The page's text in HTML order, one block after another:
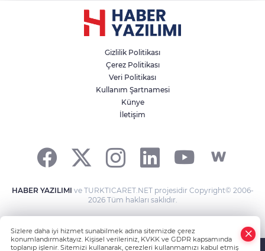
Gizlilik Politikası
Çerez Politikası
Veri Politikası
Kullanım Şartnamesi
Künye
İletişim
HABER YAZILIMI ve TURKTICARET.NET projesidir Copyright© 2006-
2026 Tüm hakları saklıdır.
Sizlere daha iyi hizmet sunabilmek adına sitemizde çerez
konumlandırmaktayız. Kişisel verileriniz, KVKK ve GDPR kapsamında
toplanıp işlenir. Sitemizi kullanarak, çerezleri kullanmamızı kabul etmiş